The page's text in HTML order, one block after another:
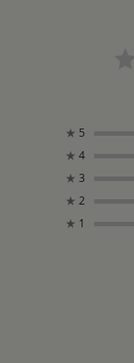
★ 5
★ 4
★ 3
★ 2
★ 1